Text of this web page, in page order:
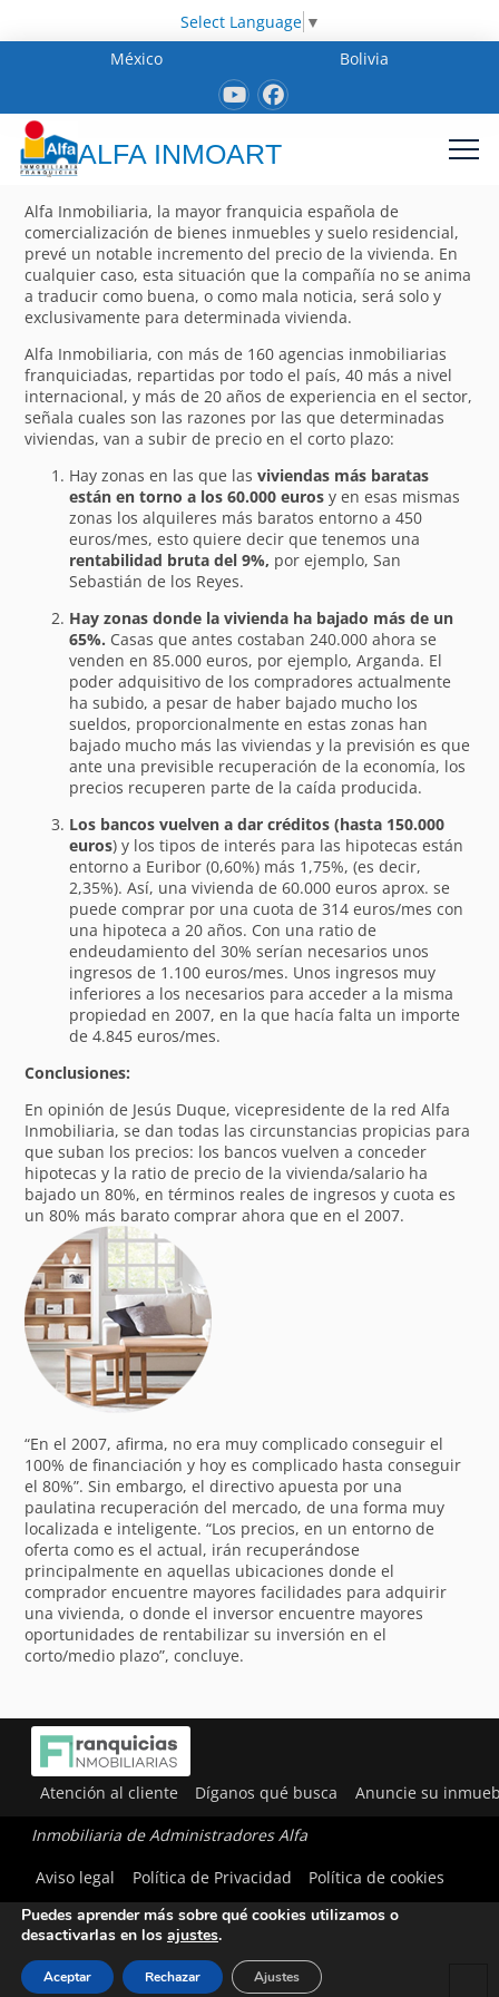
Select Language ▼
México
Bolivia
ALFA INMOART
Alfa Inmobiliaria, la mayor franquicia española de
comercialización de bienes inmuebles y suelo residencial,
prevé un notable incremento del precio de la vivienda. En
cualquier caso, esta situación que la compañía no se anima
a traducir como buena, o como mala noticia, será solo y
exclusivamente para determinada vivienda.
Alfa Inmobiliaria, con más de 160 agencias inmobiliarias
franquiciadas, repartidas por todo el país, 40 más a nivel
internacional, y más de 20 años de experiencia en el sector,
señala cuales son las razones por las que determinadas
viviendas, van a subir de precio en el corto plazo:
Hay zonas en las que lasviviendas más baratas
están en torno a los 60.000 euros y en esas mismas
zonas los alquileres más baratos entorno a 450
euros/mes, esto quiere decir que tenemos una
rentabilidad bruta del 9%, por ejemplo, San
Sebastián de los Reyes.
Hay zonas donde la vivienda ha bajado más de un
65%. Casas que antes costaban 240.000 ahora se
venden en 85.000 euros, por ejemplo, Arganda. El
poder adquisitivo de los compradores actualmente
ha subido, a pesar de haber bajado mucho los
sueldos, proporcionalmente en estas zonas han
bajado mucho más las viviendas y la previsión es que
ante una previsible recuperación de la economía, los
precios recuperen parte de la caída producida.
Los bancos vuelven a dar créditos (hasta 150.000
euros) y los tipos de interés para las hipotecas están
entorno a Euribor (0,60%) más 1,75%, (es decir,
2,35%). Así, una vivienda de 60.000 euros aprox. se
puede comprar por una cuota de 314 euros/mes con
una hipoteca a 20 años. Con una ratio de
endeudamiento del 30% serían necesarios unos
ingresos de 1.100 euros/mes. Unos ingresos muy
inferiores a los necesarios para acceder a la misma
propiedad en 2007, en la que hacía falta un importe
de 4.845 euros/mes.
Conclusiones:
En opinión de Jesús Duque, vicepresidente de la red Alfa
Inmobiliaria, se dan todas las circunstancias propicias para
que suban los precios: los bancos vuelven a conceder
hipotecas y la ratio de precio de la vivienda/salario ha
bajado un 80%, en términos reales de ingresos y cuota es
un 80% más barato comprar ahora que en el 2007.
“En el 2007, afirma, no era muy complicado conseguir el
100% de financiación y hoy es complicado hasta conseguir
el 80%”. Sin embargo, el directivo apuesta por una
paulatina recuperación del mercado, de una forma muy
localizada e inteligente. “Los precios, en un entorno de
oferta como es el actual, irán recuperándose
principalmente en aquellas ubicaciones donde el
comprador encuentre mayores facilidades para adquirir
una vivienda, o donde el inversor encuentre mayores
oportunidades de rentabilizar su inversión en el
corto/medio plazo”, concluye.
Atención al cliente Díganos qué busca Anuncie su
Inmobiliaria de Administradores Alfa
Aviso legal
Política de Privacidad Política de cookies
Utilizamos cookies para ofrecerte la mejor experiencia en
Puedes aprender más sobre qué cookies utilizamos o
desactivarlas en los ajustes.
Aceptar Rechazar Ajustes